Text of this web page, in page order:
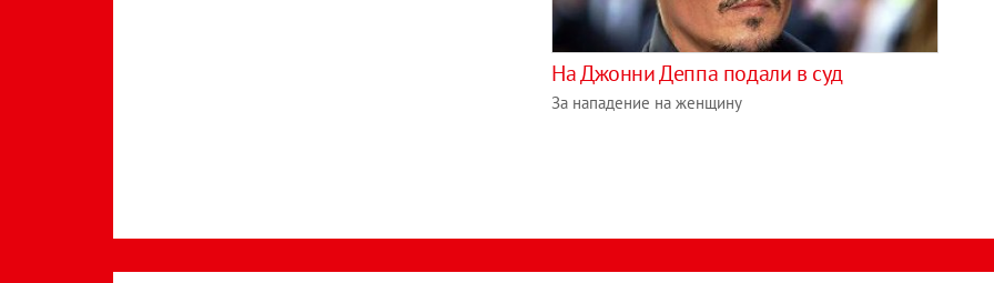
На Джонни Деппа подали в суд
За нападение на женщину